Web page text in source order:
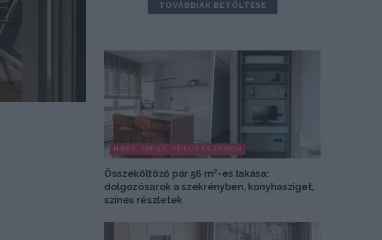
TOVÁBBIAK BETÖLTÉSE
HÍREK, TREND, STÍLUS ÉS DESIGN
Összeköltöző pár 56 m²-es lakása:
dolgozósarok a szekrényben, konyhasziget,
színes részletek